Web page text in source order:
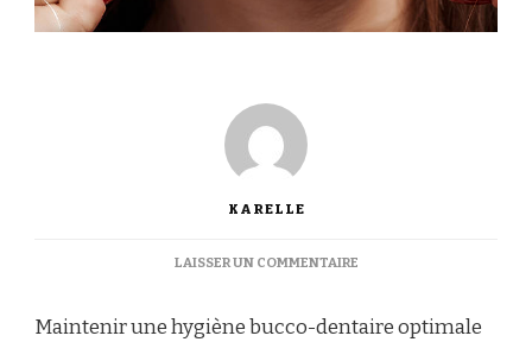
KARELLE
LAISSER UN COMMENTAIRESUR
CORRECTEMENT
Maintenir une hygiène bucco-dentaire optimale